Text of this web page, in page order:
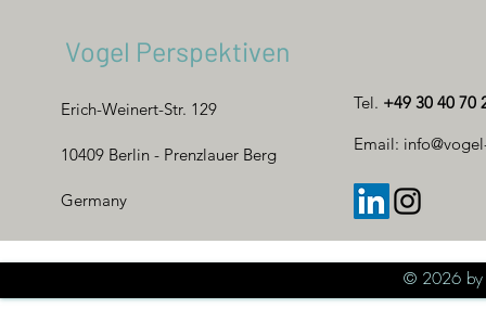
Vogel Perspektiven
Erich-Weinert-Str. 129
10409 Berlin - Prenzlauer Berg
Germany
Tel. +49 30 40 70
Email:
© 2026